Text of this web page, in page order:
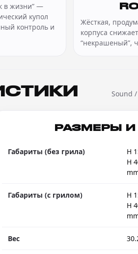
в жизни” —
купол
контроль и
Жёсткая,
корпуса
“некрашеный”,
Sound
РАЗМЕРЫ И
Габариты (без грила)
H
H
Габариты (с грилом)
H
H
Вес